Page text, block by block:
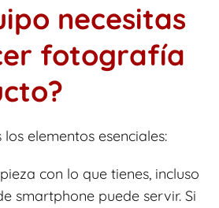
necesitas
fotografía
elementos esenciales:
con lo que tienes, incluso
smartphone puede servir. Si